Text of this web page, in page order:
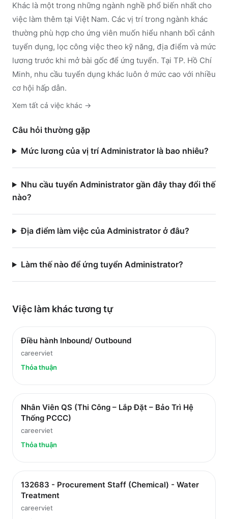
Khác là một trong những ngành nghề phổ biến nhất cho
việc làm thêm tại Việt Nam. Các vị trí trong ngành khác
thường phù hợp cho ứng viên muốn hiểu nhanh bối cảnh
tuyển dụng, lọc công việc theo kỹ năng, địa điểm và mức
lương trước khi mở bài gốc để ứng tuyển. Tại TP. Hồ Chí
Minh, nhu cầu tuyển dụng khác luôn ở mức cao với nhiều
cơ hội hấp dẫn.
Xem tất cả việc khác →
Câu hỏi thường gặp
Mức lương của vị trí Administrator là bao nhiêu?
Nhu cầu tuyển Administrator gần đây thay đổi thế
nào?
Địa điểm làm việc của Administrator ở đâu?
Làm thế nào để ứng tuyển Administrator?
Việc làm kháctương tự
Điều hành Inbound/ Outbound
careerviet
Thỏa thuận
Nhân Viên QS (Thi Công – Lắp Đặt – Bảo Trì Hệ
Thống PCCC)
careerviet
Thỏa thuận
132683 - Procurement Staff (Chemical) - Water
Treatment
careerviet